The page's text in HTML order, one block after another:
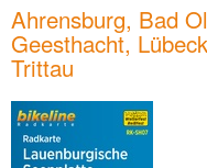
Ahrensburg, Bad
Geesthacht,
Trittau